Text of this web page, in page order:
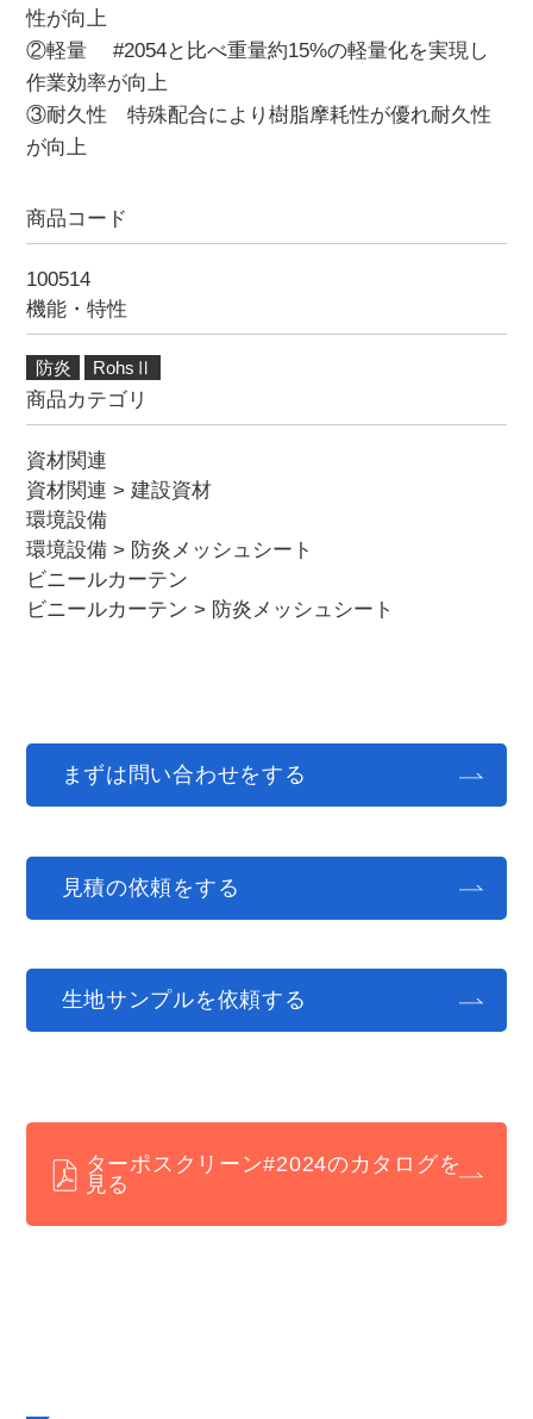
性が向上
②軽量 #2054と比べ重量約15%の軽量化を実現し
作業効率が向上
③耐久性 特殊配合により樹脂摩耗性が優れ耐久性
が向上
商品コード
100514
機能・特性
防炎 RohsⅡ
商品カテゴリ
資材関連
資材関連>建設資材
環境設備
環境設備> 防炎メッシュシート
ビニールカーテン
ビニールカーテン> 防炎メッシュシート
まずは問い合わせをする
見積の依頼をする
生地サンプルを依頼する
ターポスクリーン#2024のカタログを
見る